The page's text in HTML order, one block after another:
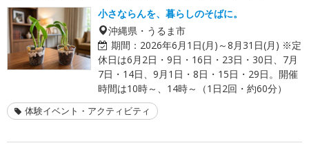
小さならんを、暮らしのそばに。
沖縄県・うるま市
期間： 2026年6月1日(月)～8月31日(月) ※定
休日は6月2日・9日・16日・23日・30日、7月
7日・14日、9月1日・8日・15日・29日。開催
時間は10時～、14時～（1日2回・約60分）
体験イベント・アクティビティ